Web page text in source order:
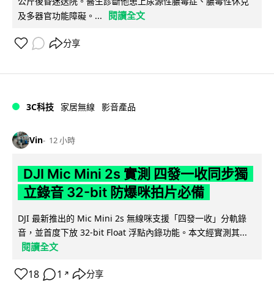
及多器官功能障礙。...
閱讀全文
分享
3C科技 家居無線 影音產品
Vin 12 小時
DJI Mic Mini 2s 實測 四發一收同步獨
立錄音 32-bit 防爆咪拍片必備
DJI 最新推出的 Mic Mini 2s 無線咪支援「四發一收」分軌錄
音，並首度下放 32-bit Float 浮點內錄功能。本文經實測其...
閱讀全文
18 1 ↗ 分享